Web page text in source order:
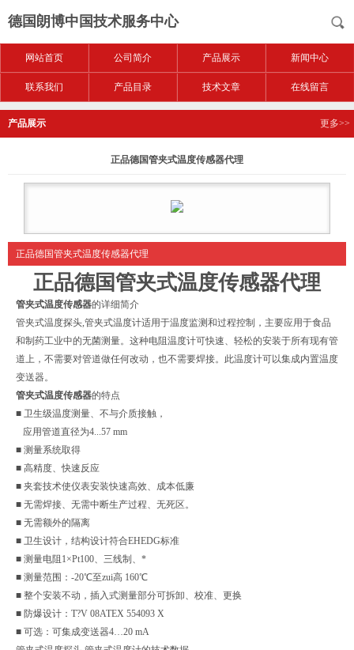
德国朗博中国技术服务中心
网站首页 公司简介 产品展示 新闻中心
联系我们 产品目录 技术文章 在线留言
产品展示 更多>>
正品德国管夹式温度传感器代理
正品德国管夹式温度传感器代理
正品德国管夹式温度传感器代理
管夹式温度传感器的详细简介
管夹式温度探头,管夹式温度计适用于温度监测和过程控制，主要应用于食品
和制药工业中的无菌测量。这种电阻温度计可快速、轻松的安装于所有现有管
道上，不需要对管道做任何改动，也不需要焊接。此温度计可以集成内置温度
变送器。
管夹式温度传感器的特点
■ 卫生级温度测量、不与介质接触，
应用管道直径为4...57 mm
■ 测量系统取得
■ 高精度、快速反应
■ 夹套技术使仪表安装快速高效、成本低廉
■ 无需焊接、无需中断生产过程、无死区。
■ 无需额外的隔离
■ 卫生设计，结构设计符合EHEDG标准
■ 测量电阻1×Pt100、三线制、*
■ 测量范围：-20℃至zui高 160℃
■ 整个安装不动，插入式测量部分可拆卸、校准、更换
■ 防爆设计：T?V 08ATEX 554093 X
■ 可选：可集成变送器4…20 mA